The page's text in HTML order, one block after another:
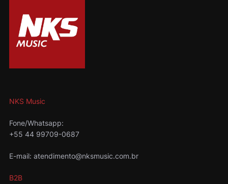
NKS Music
Fone/Whatsapp:
+55 44 99709-0687
E-mail: atendimento@nksmusic.com.br
B2B